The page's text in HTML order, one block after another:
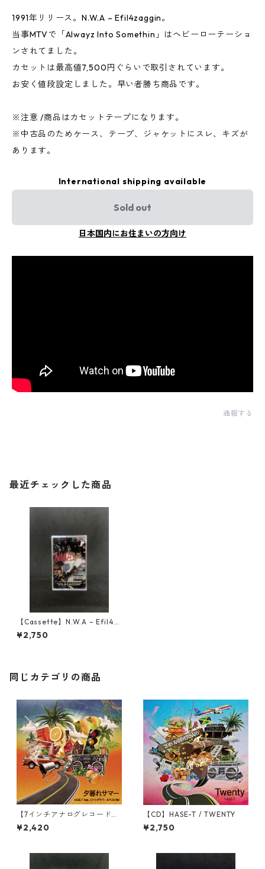
1991年リリース。N.W.A – Efil4zaggin。
当事MTVで「Alwayz Into Somethin」はヘビーローテーショ
ンされてました。
カセットは最高値7,500円ぐらいで取引されています。
お安く値段設定しました。早い者勝ち商品です。
※注意 /商品はカセットテープになります。
※中古品のためケース、テープ、ジャケットにスレ、キズが
あります。
International shipping available
Sold out
日本国内にお住まいの方向け
通報する
最近チェックした商品
【Cassette】N.W.A – Efil4z
aggin
¥2,750
同じカテゴリの商品
【7インチアナログレコード】
夕暮れサマー / HASE-T feat.
スチャダラパー＆PUSHIM
¥2,420
【CD】HASE-T / TWENTY
¥2,750